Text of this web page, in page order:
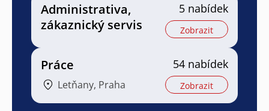
Administrativa,
zákaznický servis
5 nabídek
Zobrazit
Práce
Letňany, Praha
54 nabídek
Zobrazit